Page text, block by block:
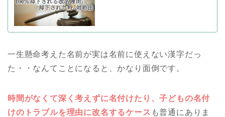
一生懸命考えた名前が実は名前に使えない漢字だっ
た・・なんてことになると、かなり面倒です。
時間がなくて深く考えずに名付けたり、子どもの名付
けのトラブルを理由に改名するケース も普通にありま